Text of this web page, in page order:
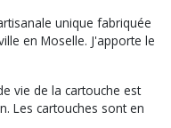
unique fabriquée
en Moselle. J'apporte le
vie de la cartouche est
Les cartouches sont en